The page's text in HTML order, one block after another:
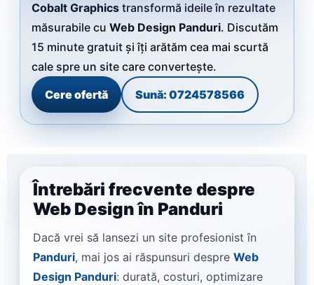
Cobalt Graphics transformă ideile în rezultate
măsurabile cu Web Design Panduri. Discutăm
15 minute gratuit și îți arătăm cea mai scurtă
cale spre un site care convertește.
Cere ofertă
Sună: 0724578566
Întrebări frecvente despre
Web Design în Panduri
Dacă vrei să lansezi un site profesionist în
Panduri, mai jos ai răspunsuri despre Web
Design Panduri: durată, costuri, optimizare